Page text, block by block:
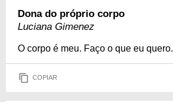
Dona do próprio corpo
Luciana Gimenez
O corpo é meu. Faço o que eu quero.
COPIAR